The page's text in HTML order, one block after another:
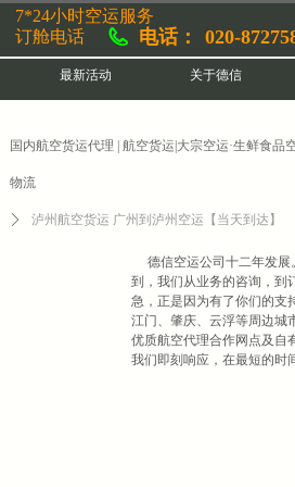
最新活动 关于德信
7*24小时空运服务
订舱电话
电话： 020-
德信空运公司十二年发
到，我们从业务的咨询，到
急，正是因为有了你们的支
江门、肇庆、云浮等周边城
优质航空代理合作网点及自
我们即刻响应，在最短的时
国内航空货运代理 | 航空货运|大宗空运·生鲜食品
物流
ꄲ 泸州航空货运 广州到泸州空运【当天到达】